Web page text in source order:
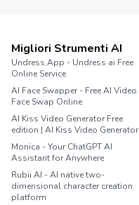
Migliori Strumenti AI
Undress.App - Undress ai Free
Online Service
AI Face Swapper - Free AI Video
Face Swap Online
AI Kiss Video Generator Free
edition | AI Kiss Video Generator
Monica - Your ChatGPT AI
Assistant for Anywhere
Rubii AI - AI native two-
dimensional character creation
platform